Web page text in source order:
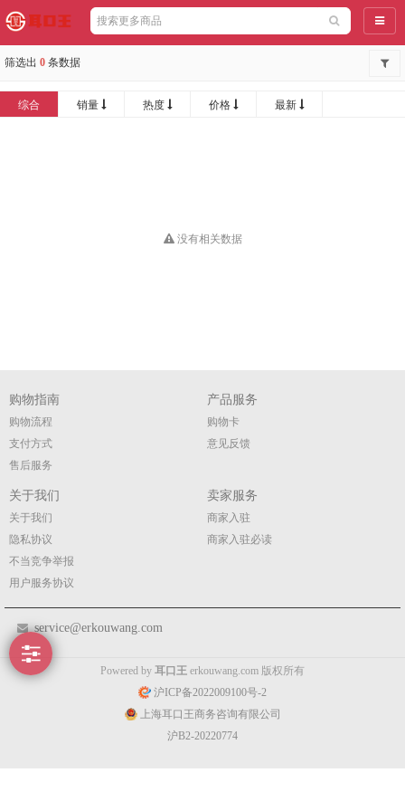
导航
筛选出 0 条数据
综合 销量 热度 价格 最新
没有相关数据
购物指南
购物流程
支付方式
售后服务
产品服务
购物卡
意见反馈
关于我们
关于我们
隐私协议
不当竞争举报
用户服务协议
卖家服务
商家入驻
商家入驻必读
service@erkouwang.com
Powered by 耳口王 erkouwang.com 版权所有
沪ICP备2022009100号-2
上海耳口王商务咨询有限公司
沪B2-20220774